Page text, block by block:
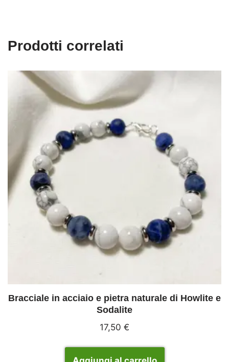
Prodotti correlati
Bracciale in acciaio e pietra naturale di Howlite e
Sodalite
17,50 €